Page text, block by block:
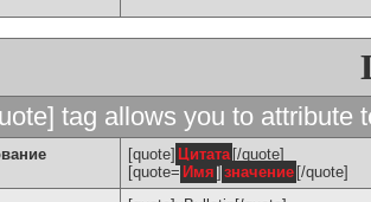
tag allows you to attribute
[quote] Цитата [/quote]
[quote= Имя ] значение [/quote]